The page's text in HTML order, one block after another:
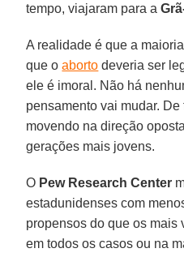
tempo, viajaram para a
A realidade é que a
que oaborto deveria ser
ele é imoral. Não há
pensamento vai mudar.
movendo na direção
gerações mais jovens.
O Pew Research Center
estadunidenses com
propensos do que os mais
em todos os casos ou na